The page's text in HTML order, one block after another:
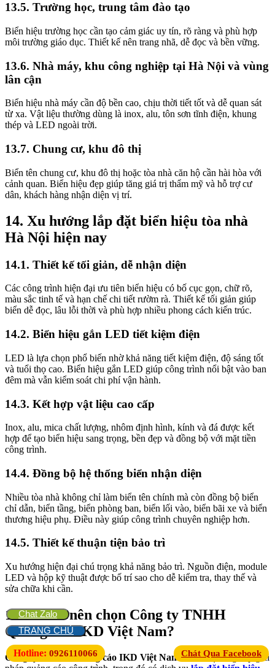
13.5. Trường học, trung tâm đào tạo
Biển hiệu trường học cần tạo cảm giác uy tín, rõ ràng và phù hợp
môi trường giáo dục. Thiết kế nên trang nhã, dễ đọc và bền vững.
13.6. Nhà máy, khu công nghiệp tại Hà Nội và vùng
lân cận
Biển hiệu nhà máy cần độ bền cao, chịu thời tiết tốt và dễ quan sát
từ xa. Vật liệu thường dùng là inox, alu, tôn sơn tĩnh điện, khung
thép và LED ngoài trời.
13.7. Chung cư, khu đô thị
Biển tên chung cư, khu đô thị hoặc tòa nhà căn hộ cần hài hòa với
cảnh quan. Biển hiệu đẹp giúp tăng giá trị thẩm mỹ và hỗ trợ cư
dân, khách hàng nhận diện vị trí.
14. Xu hướng lắp đặt biển hiệu tòa nhà
Hà Nội hiện nay
14.1. Thiết kế tối giản, dễ nhận diện
Các công trình hiện đại ưu tiên biển hiệu có bố cục gọn, chữ rõ,
màu sắc tinh tế và hạn chế chi tiết rườm rà. Thiết kế tối giản giúp
biển dễ đọc, lâu lỗi thời và phù hợp nhiều phong cách kiến trúc.
14.2. Biển hiệu gắn LED tiết kiệm điện
LED là lựa chọn phổ biến nhờ khả năng tiết kiệm điện, độ sáng tốt
và tuổi thọ cao. Biển hiệu gắn LED giúp công trình nổi bật vào ban
đêm mà vẫn kiểm soát chi phí vận hành.
14.3. Kết hợp vật liệu cao cấp
Inox, alu, mica chất lượng, nhôm định hình, kính và đá được kết
hợp để tạo biển hiệu sang trọng, bền đẹp và đồng bộ với mặt tiền
công trình.
14.4. Đồng bộ hệ thống biển nhận diện
Nhiều tòa nhà không chỉ làm biển tên chính mà còn đồng bộ biển
chỉ dẫn, biển tầng, biển phòng ban, biển lối vào, biển bãi xe và biển
thương hiệu phụ. Điều này giúp công trình chuyên nghiệp hơn.
14.5. Thiết kế thuận tiện bảo trì
Xu hướng hiện đại chú trọng khả năng bảo trì. Nguồn điện, module
LED và hộp kỹ thuật được bố trí sao cho dễ kiểm tra, thay thế và
sửa chữa khi cần.
15. Vì sao nên chọn Công ty TNHH
Quảng cáo IKD Việt Nam?
Công ty TNHH Quảng cáo IKD Việt Nam là đơn vị cung cấp giải
Chát Qua Facebook
Hotline: 0926110066
Chat Zalo
TRANG CHỦ